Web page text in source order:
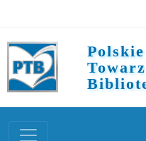
Polskie